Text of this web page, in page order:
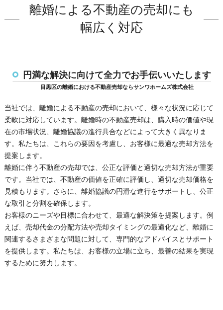
離婚による不動産の売却にも
幅広く対応
円満な解決に向けて全力でお手伝いいたします
目黒区の離婚における不動産売却ならサンワホームズ株式会社
当社では、離婚による不動産の売却において、様々な状況に応じて
柔軟に対応しています。離婚時の不動産売却は、購入時の価値や現
在の市場状況、離婚協議の進行具合などによって大きく異なりま
す。私たちは、これらの要因を考慮し、お客様に最適な売却方法を
提案します。
離婚に伴う不動産の売却では、公正な評価と適切な売却方法が重要
です。当社では、不動産の価値を正確に評価し、適切な売却価格を
見積もります。さらに、離婚協議の円滑な進行をサポートし、公正
な取引と分割を確保します。
お客様のニーズや目標に合わせて、最適な解決策を提案します。例
えば、売却代金の分配方法や売却タイミングの最適化など、離婚に
関連するさまざまな問題に対して、専門的なアドバイスとサポート
を提供します。私たちは、お客様の立場に立ち、最善の結果を実現
するために努力します。